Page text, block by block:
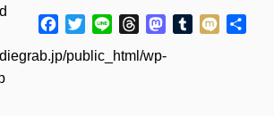
public_html/wp-
Facebook
TwitterLine ThreadsMastodon
Tumblr
Mixi